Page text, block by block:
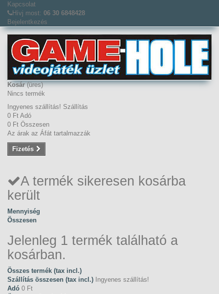
Kapcsolat
Hívj most: 06 30 6848428
Bejelentkezés
Kosár (üres)
Nincs termék
Ingyenes szállítás! Szállítás
0 Ft‎ Adó
0 Ft‎ Összesen
Az árak az Áfát tartalmazzák
Fizetés
A termék sikeresen kosárba
került
Mennyiség
Összesen
Jelenleg 1 termék található a
kosárban.
Összes termék (tax incl.)
Szállítás összesen (tax incl.) Ingyenes szállítás!
Adó 0 Ft‎